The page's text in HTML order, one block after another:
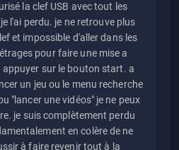
la clef USB avec tout les
l'ai perdu. je ne retrouve plus
et impossible d'aller dans les
pour faire une mise a
appuyer sur le bouton start. a
un jeu ou le menu recherche
"lancer une vidéos" je ne peux
je suis complètement perdu
en colère de ne
à faire revenir tout à la